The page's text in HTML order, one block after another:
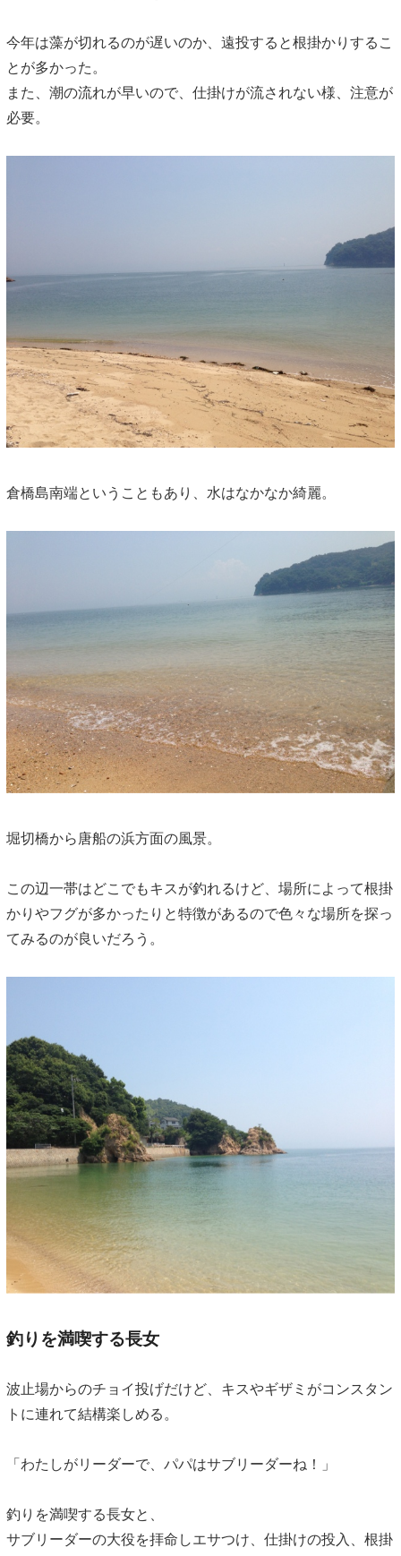
今年は藻が切れるのが遅いのか、遠投すると根掛かりするこ
とが多かった。
また、潮の流れが早いので、仕掛けが流されない様、注意が
必要。
倉橋島南端ということもあり、水はなかなか綺麗。
堀切橋から唐船の浜方面の風景。
この辺一帯はどこでもキスが釣れるけど、場所によって根掛
かりやフグが多かったりと特徴があるので色々な場所を探っ
てみるのが良いだろう。
釣りを満喫する長女
波止場からのチョイ投げだけど、キスやギザミがコンスタン
トに連れて結構楽しめる。
「わたしがリーダーで、パパはサブリーダーね！」
釣りを満喫する長女と、
サブリーダーの大役を拝命しエサつけ、仕掛けの投入、根掛